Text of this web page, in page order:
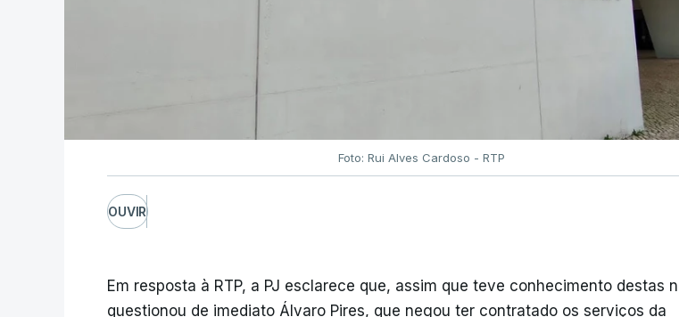
Foto: Rui Alves Cardoso - RTP
OUVIR
Em resposta à RTP, a PJ esclarece que, assim que teve conhecimento destas
questionou de imediato Álvaro Pires, que negou ter contratado os serviços da